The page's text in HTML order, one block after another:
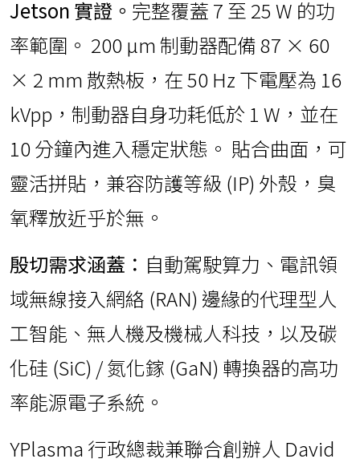
Jetson 實證。 完整覆蓋 7 至 25 W 的功
率範圍。 200 µm 制動器配備 87 × 60
× 2 mm 散熱板，在 50 Hz 下電壓為 16
kVpp，制動器自身功耗低於 1 W，並在
10 分鐘內進入穩定狀態。 貼合曲面，可
靈活拼貼，兼容防護等級 (IP) 外殼，臭
氧釋放近乎於無。
殷切需求涵蓋： 自動駕駛算力、電訊領
域無線接入網絡 (RAN) 邊緣的代理型人
工智能、無人機及機械人科技，以及碳
化硅 (SiC) / 氮化鎵 (GaN) 轉換器的高功
率能源電子系統。
YPlasma 行政總裁兼聯合創辦人 David